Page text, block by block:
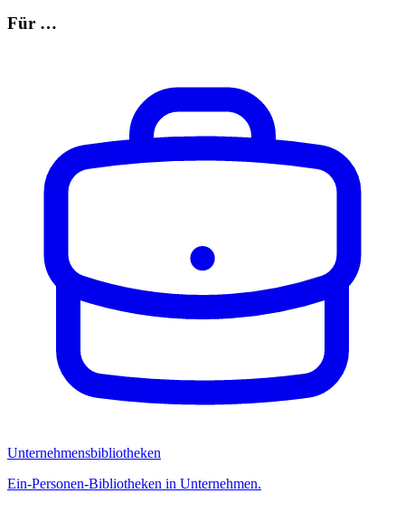
Für …
Unternehmensbibliotheken
Ein-Personen-Bibliotheken in Unternehmen.